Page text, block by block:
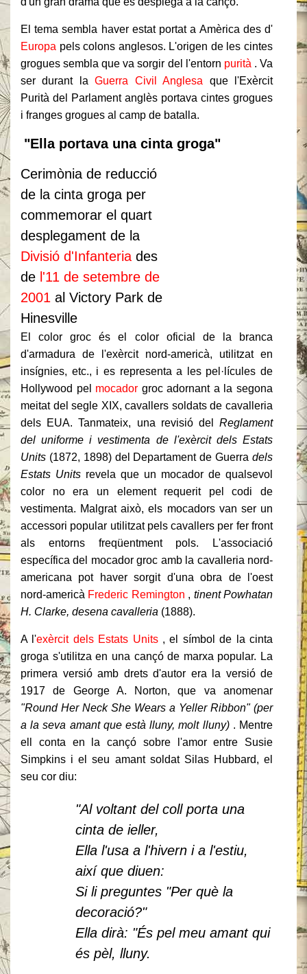
El tema sembla haver estat portat a Amèrica des d'
Europa pels colons anglesos. L'origen de les cintes
grogues sembla que va sorgir del l'entorn purità . Va
ser durant laGuerra Civil Anglesa que l'Exèrcit
Purità del Parlament anglès portava cintes grogues
i franges grogues al camp de batalla.
"Ella portava una cinta groga"
Cerimònia de reducció
de la cinta groga per
commemorar el quart
desplegament de la
Divisió d'Infanteria des
de l'11 de setembre de
2001 al Victory Park de
Hinesville
El color groc és el color oficial de la branca
d'armadura de l'exèrcit nord-americà, utilitzat en
insígnies, etc., i es representa a les pel·lícules de
Hollywood pel mocador groc adornant a la segona
meitat del segle XIX, cavallers soldats de cavalleria
dels EUA. Tanmateix, una revisió delReglament
del uniforme i vestimenta de l'exèrcit dels Estats
Units (1872, 1898) del Departament de Guerra dels
Estats Units revela que un mocador de qualsevol
color no era un element requerit pel codi de
vestimenta. Malgrat això, els mocadors van ser un
accessori popular utilitzat pels cavallers per fer front
als entorns freqüentment pols.
L'associació
específica del mocador groc amb la cavalleria nord-
americana pot haver sorgit d'una obra de l'oest
nord-americà Frederic Remington , tinent Powhatan
H. Clarke, desena cavalleria (1888).
A l'exèrcit dels Estats Units, el símbol de la cinta
groga s'utilitza en una cançó de marxa popular. La
primera versió amb drets d'autor era la versió de
1917 de George A. Norton, que va anomenar
"Round Her Neck She Wears a Yeller Ribbon" (per
a la seva amant que està lluny, molt lluny). Mentre
ell conta en la cançó sobre l'amor entre Susie
Simpkins i el seu amant soldat Silas Hubbard, el
seu cor diu:
"Al voltant del coll porta una
cinta de ieller,
Ella l'usa a l'hivern i a l'estiu,
així que diuen:
Si li preguntes "Per què la
decoració?"
Ella dirà: "És pel meu amant qui
és pèl, lluny.